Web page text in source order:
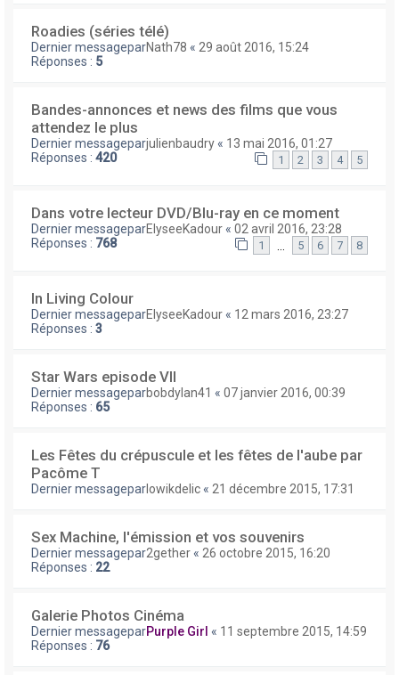
Roadies (séries télé)
Dernier messageparNath78 « 29 août 2016, 15:24
Réponses : 5
Bandes-annonces et news des films que vous
attendez le plus
Dernier messageparjulienbaudry « 13 mai 2016, 01:27
Réponses : 420 1 2 3 4 5
Dans votre lecteur DVD/Blu-ray en ce moment
Dernier messageparElyseeKadour « 02 avril 2016, 23:28
Réponses : 768 1 5 6 7 8
In Living Colour
Dernier messageparElyseeKadour « 12 mars 2016, 23:27
Réponses : 3
Star Wars episode VII
Dernier messageparbobdylan41 « 07 janvier 2016, 00:39
Réponses : 65
Les Fêtes du crépuscule et les fêtes de l'aube par
Pacôme T
Dernier messageparlowikdelic « 21 décembre 2015, 17:31
Sex Machine, l'émission et vos souvenirs
Dernier messagepar2gether « 26 octobre 2015, 16:20
Réponses : 22
Galerie Photos Cinéma
Dernier messageparPurple Girl « 11 septembre 2015, 14:59
Réponses : 76